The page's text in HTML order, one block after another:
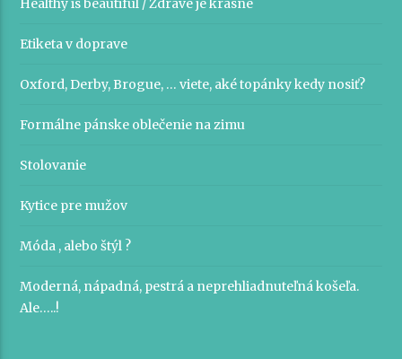
Healthy is beautiful / Zdravé je krásne
Etiketa v doprave
Oxford, Derby, Brogue, … viete, aké topánky kedy nosiť?
Formálne pánske oblečenie na zimu
Stolovanie
Kytice pre mužov
Móda , alebo štýl ?
Moderná, nápadná, pestrá a neprehliadnuteľná košeľa.
Ale…..!